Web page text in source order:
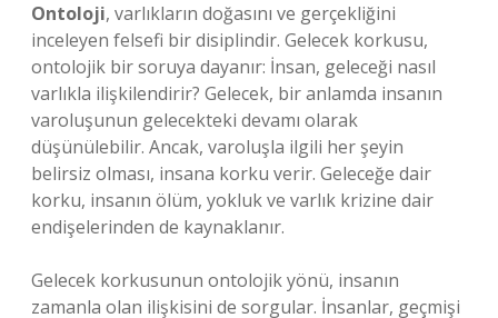
Ontoloji, varlıkların doğasını ve gerçekliğini
inceleyen felsefi bir disiplindir. Gelecek korkusu,
ontolojik bir soruya dayanır: İnsan, geleceği nasıl
varlıkla ilişkilendirir? Gelecek, bir anlamda insanın
varoluşunun gelecekteki devamı olarak
düşünülebilir. Ancak, varoluşla ilgili her şeyin
belirsiz olması, insana korku verir. Geleceğe dair
korku, insanın ölüm, yokluk ve varlık krizine dair
endişelerinden de kaynaklanır.
Gelecek korkusunun ontolojik yönü, insanın
zamanla olan ilişkisini de sorgular. İnsanlar, geçmişi